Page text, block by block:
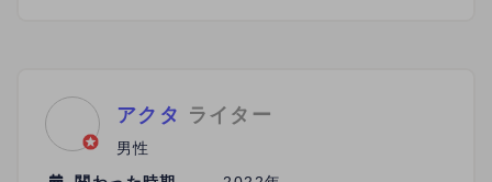
アクタ ライター
男性